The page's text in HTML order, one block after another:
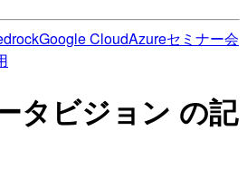
Google CloudAzureセミナー会
タビジョン の記